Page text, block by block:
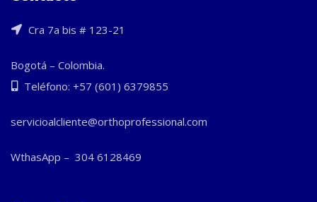
Cra 7a bis # 123-21
Bogotá – Colombia.
Teléfono: +57 (601) 6379855
servicioalcliente@orthoprofessional.com
WthasApp – 304 6128469